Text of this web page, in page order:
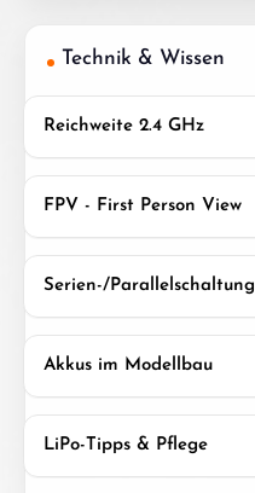
Technik & Wissen
Reichweite 2.4 GHz
FPV - First Person View
Serien-/Parallelschaltung
Akkus im Modellbau
LiPo-Tipps & Pflege